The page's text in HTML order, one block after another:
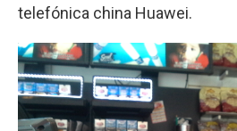
telefónica china Huawei.